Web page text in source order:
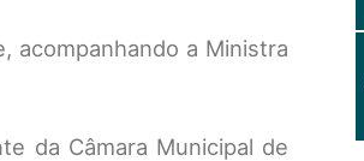
acompanhando a Ministra
da Câmara Municipal de